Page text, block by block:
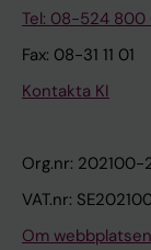
Tel: 08-524
Fax: 08-31 11 01
Kontakta KI
Org.nr: 202100-
VAT.nr:
Om webbplatsen